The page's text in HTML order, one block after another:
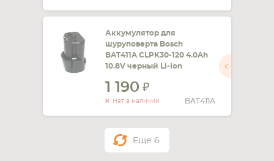
Аккумулятор для
шуруповерта Bosch
BAT411A CLPK30-120 4.0Ah
10.8V черный Li-Ion
1 190
Нет в наличии BAT411A
Еще 6